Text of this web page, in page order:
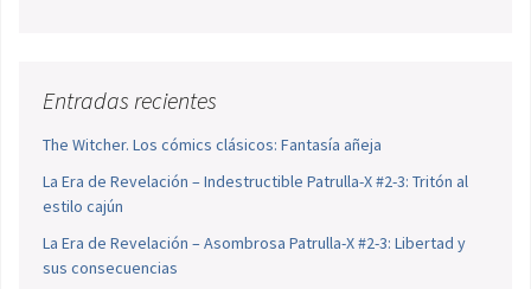
Entradas recientes
The Witcher. Los cómics clásicos: Fantasía añeja
La Era de Revelación – Indestructible Patrulla-X #2-3: Tritón al
estilo cajún
La Era de Revelación – Asombrosa Patrulla-X #2-3: Libertad y
sus consecuencias